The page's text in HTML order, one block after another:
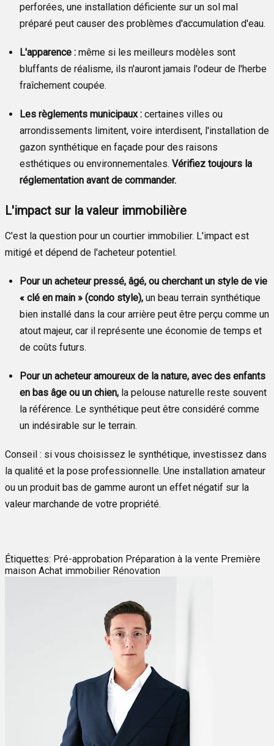
perforées, une installation déficiente sur un sol mal
préparé peut causer des problèmes d'accumulation d'eau.
L'apparence : même si les meilleurs modèles sont
bluffants de réalisme, ils n'auront jamais l'odeur de l'herbe
fraîchement coupée.
Les règlements municipaux : certaines villes ou
arrondissements limitent, voire interdisent, l'installation de
gazon synthétique en façade pour des raisons
esthétiques ou environnementales. Vérifiez toujours la
réglementation avant de commander.
L'impact sur la valeur immobilière
C'est la question pour un courtier immobilier. L'impact est
mitigé et dépend de l'acheteur potentiel.
Pour un acheteur pressé, âgé, ou cherchant un style de vie
« clé en main » (condo style), un beau terrain synthétique
bien installé dans la cour arrière peut être perçu comme un
atout majeur, car il représente une économie de temps et
de coûts futurs.
Pour un acheteur amoureux de la nature, avec des enfants
en bas âge ou un chien, la pelouse naturelle reste souvent
la référence. Le synthétique peut être considéré comme
un indésirable sur le terrain.
Conseil : si vous choisissez le synthétique, investissez dans
la qualité et la pose professionnelle. Une installation amateur
ou un produit bas de gamme auront un effet négatif sur la
valeur marchande de votre propriété.
Étiquettes: Pré-approbation Préparation à la vente Première
maison Achat immobilier Rénovation